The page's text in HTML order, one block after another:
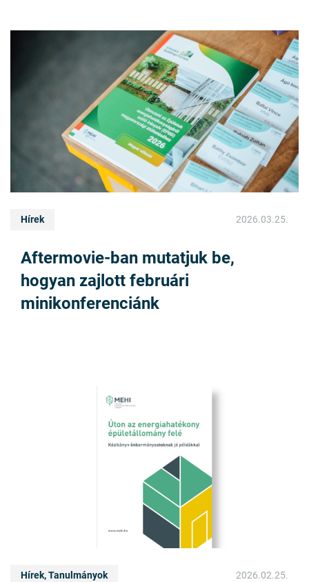
Hírek 2026.03.25.
Aftermovie-ban mutatjuk be,
hogyan zajlott februári
minikonferenciánk
Hírek, Tanulmányok 2026.02.25.